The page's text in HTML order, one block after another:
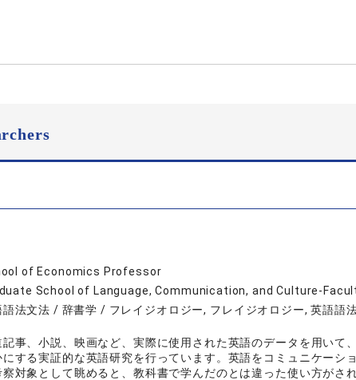
of Economics Professor
School of Language, Communication, and Culture-
語法文法 / 辞書学 / フレイジオロジー, フレイジオロジー, 英語語
記事、小説、映画など、実際に使用された英語のデータを用いて
にする実証的な英語研究を行っています。英語をコミュニケーシ
察対象として眺めると、教科書で学んだのとは違った使い方がさ